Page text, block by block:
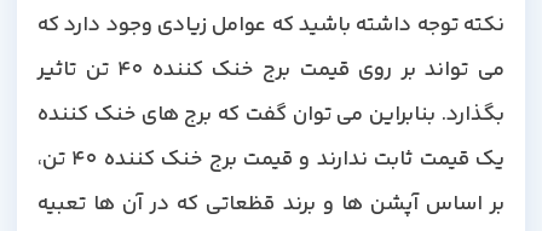
نکته توجه داشته باشید که عوامل زیادی وجود دارد که
می تواند بر روی قیمت برج خنک کننده 40 تن تاثیر
بگذارد. بنابراین می توان گفت که برج های خنک کننده
یک قیمت ثابت ندارند و قیمت برج خنک کننده 40 تن،
بر اساس آپشن ها و برند قظعاتی که در آن ها تعبیه